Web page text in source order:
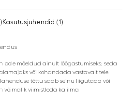
Kasutusjuhendid (1)
mõeldud ainult lõõgastumiseks; seda
või kohandada vastavalt teie
tõttu saab seinu liigutada või
võimalik viimistleda ka ilma